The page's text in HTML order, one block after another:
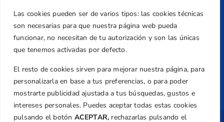
Las cookies pueden ser de varios tipos: las cookies técnicas
son necesarias para que nuestra página web pueda
funcionar, no necesitan de tu autorización y son las únicas
que tenemos activadas por defecto.
El resto de cookies sirven para mejorar nuestra página, para
personalizarla en base a tus preferencias, o para poder
mostrarte publicidad ajustada a tus búsquedas, gustos e
intereses personales. Puedes aceptar todas estas cookies
pulsando el botón ACEPTAR, rechazarlas pulsando el
Transparencia
Normativa
Federación
Revista